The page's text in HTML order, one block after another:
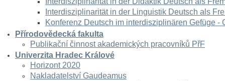
Interdisziplinarität in der Linguistik Deutsch als
Konferenz Deutsch im interdisziplinären Gefüge -
Přírodovědecká fakulta
Publikační činnost akademických pracovníků PřF
Univerzita Hradec Králové
Horizont 2020
Nakladatelství Gaudeamus